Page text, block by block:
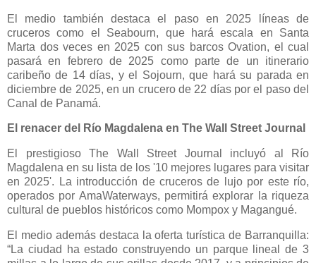
El medio también destaca el paso en 2025 líneas de
cruceros como el Seabourn, que hará escala en Santa
Marta dos veces en 2025 con sus barcos Ovation, el cual
pasará en febrero de 2025 como parte de un itinerario
caribeño de 14 días, y el Sojourn, que hará su parada en
diciembre de 2025, en un crucero de 22 días por el paso del
Canal de Panamá.
​El r​enacer del Río Magdalena en The Wall Street Journal
El prestigioso The Wall Street Journal incluyó al Río
Magdalena en su lista de los '10 mejores lugares para visitar
en 2025'. La introducción de cruceros de lujo por este río,
operados por AmaWaterways, permitirá explorar la riqueza
cultural de pueblos históricos como Mompox y Magangué.
El medio además destaca la oferta turística de Barranquilla:
“La ciudad ha estado construyendo un parque lineal de 3